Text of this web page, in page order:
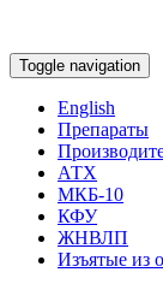
Toggle navigation
English
Препараты
АТХ
МКБ-10
КФУ
ЖНВЛП
Изъятые из